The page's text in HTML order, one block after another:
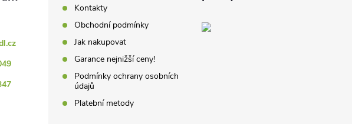
Kontakty
Obchodní podmínky
Jak nakupovat
Garance nejnižší ceny!
Podmínky ochrany osobních
údajů
Platební metody